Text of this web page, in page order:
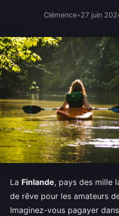
Clémence•27 juin
La Finlande, pays des mille
de rêve pour les amateurs
Imaginez-vous pagayer